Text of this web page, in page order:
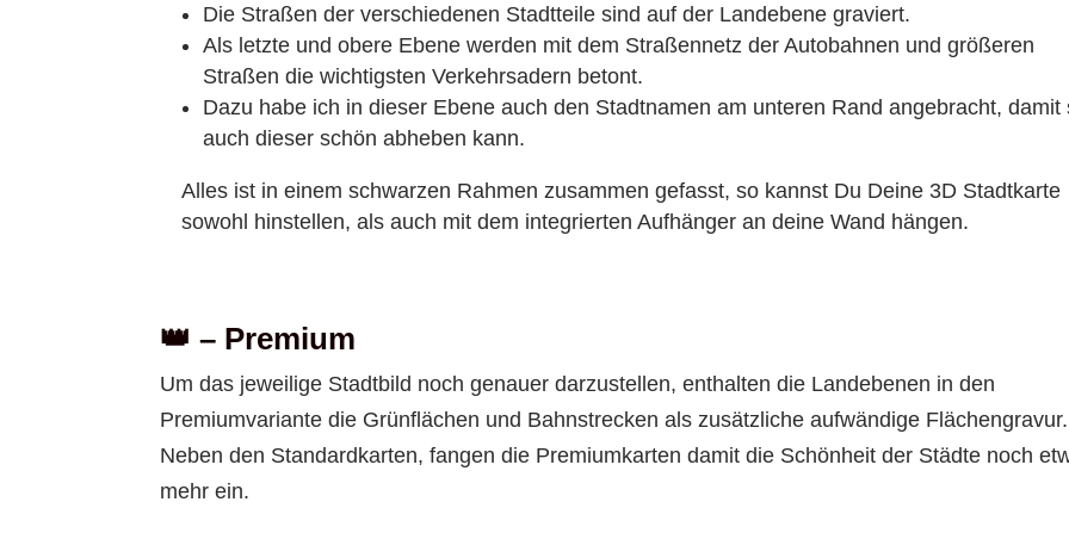
Die Straßen der verschiedenen Stadtteile sind auf der Landebene graviert.
Als letzte und obere Ebene werden mit dem Straßennetz der Autobahnen und größeren
Straßen die wichtigsten Verkehrsadern betont.
Dazu habe ich in dieser Ebene auch den Stadtnamen am unteren Rand angebracht, damit
auch dieser schön abheben kann.
Alles ist in einem schwarzen Rahmen zusammen gefasst, so kannst Du Deine 3D Stadtkarte
sowohl hinstellen, als auch mit dem integrierten Aufhänger an deine Wand hängen.
👑 – Premium
Um das jeweilige Stadtbild noch genauer darzustellen, enthalten die Landebenen in den
Premiumvariante die Grünflächen und Bahnstrecken als zusätzliche aufwändige Flächengravur.
Neben den Standardkarten, fangen die Premiumkarten damit die Schönheit der Städte noch
mehr ein.